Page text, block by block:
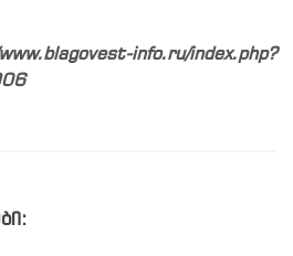
info.ru/index.php?